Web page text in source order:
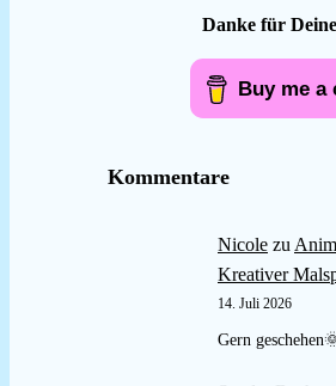
Danke für
Kommentare
Nicole zu
Kreativer
14. Juli 2026
Gern